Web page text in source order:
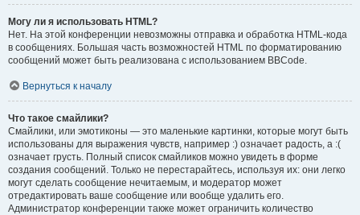
Могу ли я использовать HTML?
Нет. На этой конференции невозможны отправка и обработка HTML-кода
в сообщениях. Большая часть возможностей HTML по форматированию
сообщений может быть реализована с использованием BBCode.
Вернуться к началу
Что такое смайлики?
Смайлики, или эмотиконы — это маленькие картинки, которые могут быть
использованы для выражения чувств, например :) означает радость, а :(
означает грусть. Полный список смайликов можно увидеть в форме
создания сообщений. Только не перестарайтесь, используя их: они легко
могут сделать сообщение нечитаемым, и модератор может
отредактировать ваше сообщение или вообще удалить его.
Администратор конференции также может ограничить количество